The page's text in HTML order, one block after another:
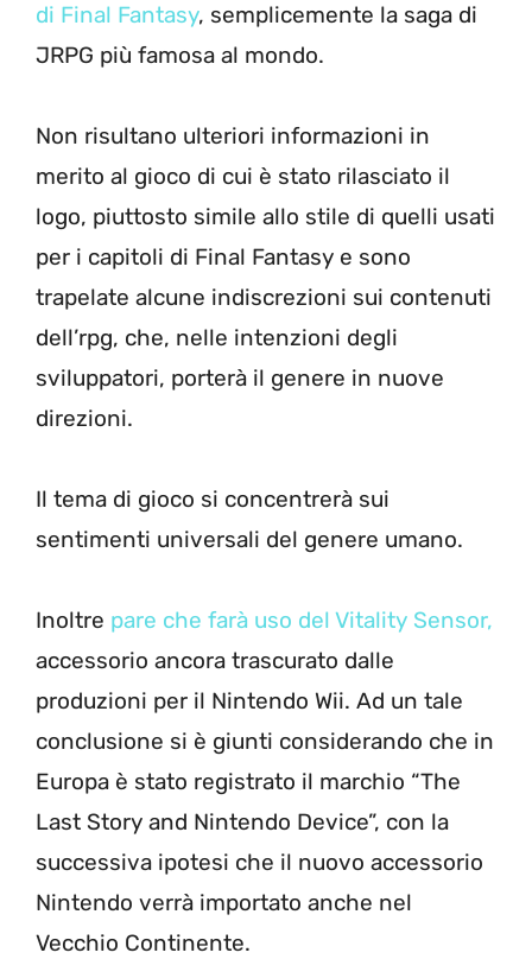
di Final Fantasy, semplicemente la saga di
JRPG più famosa al mondo.
Non risultano ulteriori informazioni in
merito al gioco di cui è stato rilasciato il
logo, piuttosto simile allo stile di quelli usati
per i capitoli di Final Fantasy e sono
trapelate alcune indiscrezioni sui contenuti
dell’rpg, che, nelle intenzioni degli
sviluppatori, porterà il genere in nuove
direzioni.
Il tema di gioco si concentrerà sui
sentimenti universali del genere umano.
Inoltre pare che farà uso del Vitality Sensor,
accessorio ancora trascurato dalle
produzioni per il Nintendo Wii. Ad un tale
conclusione si è giunti considerando che in
Europa è stato registrato il marchio “The
Last Story and Nintendo Device”, con la
successiva ipotesi che il nuovo accessorio
Nintendo verrà importato anche nel
Vecchio Continente.